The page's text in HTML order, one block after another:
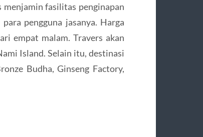
menjamin fasilitas penginapan
pengguna jasanya. Harga
empat malam. Travers akan
Island. Selain itu, destinasi
Budha, Ginseng Factory,